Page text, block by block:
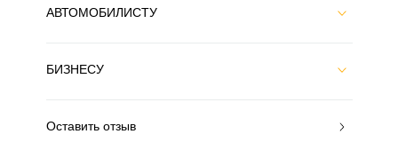
АВТОМОБИЛИСТУ
БИЗНЕСУ
Оставить отзыв